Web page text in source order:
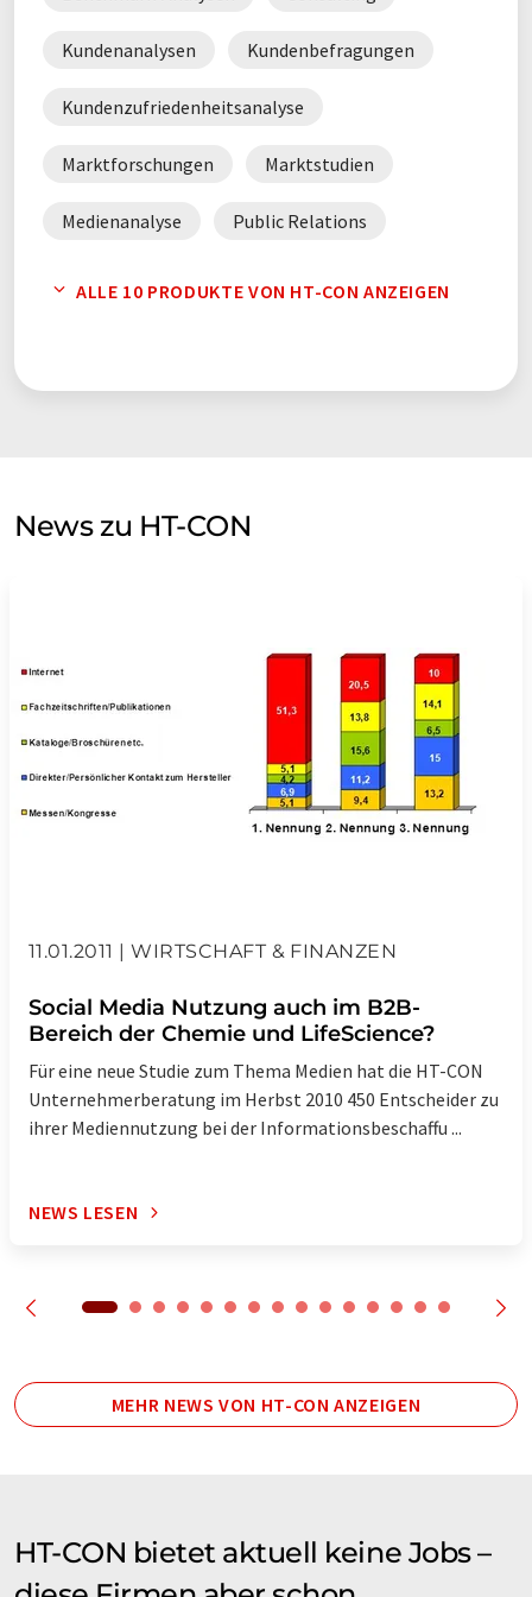
Kundenanalysen Kundenbefragungen
Kundenzufriedenheitsanalyse
Marktforschungen Marktstudien
Medienanalyse Public Relations
ALLE 10 PRODUKTE VON HT-CON ANZEIGEN
News zu HT-CON
11.01.2011 | WIRTSCHAFT & FINANZEN
Social Media Nutzung auch im B2B-
Bereich der Chemie und LifeScience?
Für eine neue Studie zum Thema Medien hat die HT-CON
Unternehmerberatung im Herbst 2010 450 Entscheider zu
ihrer Mediennutzung bei der Informationsbeschaffu ...
NEWS LESEN
MEHR NEWS VON HT-CON ANZEIGEN
HT-CON bietet aktuell keine Jobs –